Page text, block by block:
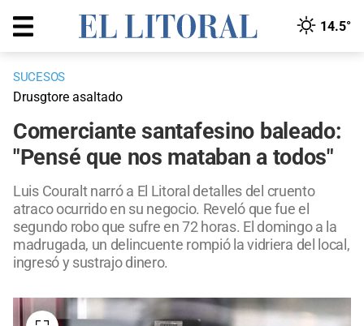
14.5°
SUCESOS
Drusgtore asaltado
Comerciante santafesino baleado:
"Pensé que nos mataban a todos"
Luis Couralt narró a El Litoral detalles del cruento
atraco ocurrido en su negocio. Reveló que fue el
segundo robo que sufre en 72 horas. El domingo a la
madrugada, un delincuente rompió la vidriera del local,
ingresó y sustrajo dinero.